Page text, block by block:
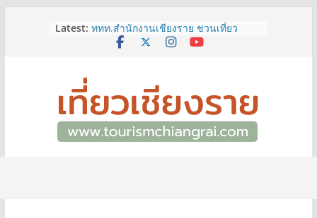
Latest: ททท.สำนักงานเชียงราย ชวนเที่ยว
เชียงรายหน้าฝน ให้ชุ่มฉ่ำหัวใจไปกับ
เลขสวย หมวด ขจ เปิดประมูลออนไลน์
แล้ววันนี้ เลขเด่น เลขมงคล ความหมาย
ดีมีให้เลือกหลากหลายทั้ง 301 หมายเลข
3 พิกัด ที่เที่ยวชมงานเทศกาลโล้ชิงช้า